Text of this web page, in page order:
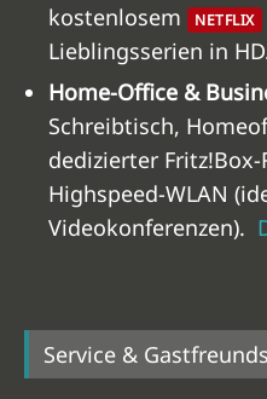
kostenlosem
NETFLIX
Lieblingsserien in
Home-Office &
Schreibtisch,
dedizierter
Highspeed-WLAN
Videokonferenzen).
Service &